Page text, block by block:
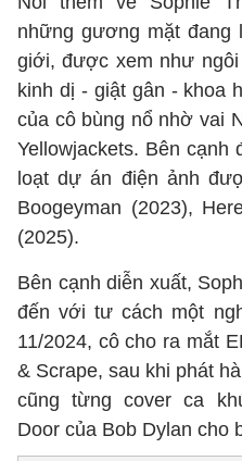
những gương mặt đang
giới, được xem như
kinh dị - giật gân - khoa
của cô bùng nổ nhờ vai
Yellowjackets. Bên cạnh
loạt dự án điện ảnh
Boogeyman (2023),
(2025).
Bên cạnh diễn xuất,
đến với tư cách một
11/2024, cô cho ra mắt
& Scrape, sau khi phát
cũng từng cover ca
Door của Bob Dylan cho